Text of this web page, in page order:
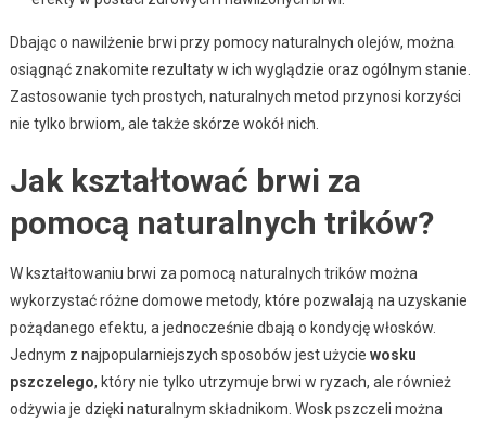
Dbając o nawilżenie brwi przy pomocy naturalnych olejów, można
osiągnąć znakomite rezultaty w ich wyglądzie oraz ogólnym stanie.
Zastosowanie tych prostych, naturalnych metod przynosi korzyści
nie tylko brwiom, ale także skórze wokół nich.
Jak kształtować brwi za
pomocą naturalnych trików?
W kształtowaniu brwi za pomocą naturalnych trików można
wykorzystać różne domowe metody, które pozwalają na uzyskanie
pożądanego efektu, a jednocześnie dbają o kondycję włosków.
Jednym z najpopularniejszych sposobów jest użycie wosku
pszczelego, który nie tylko utrzymuje brwi w ryzach, ale również
odżywia je dzięki naturalnym składnikom. Wosk pszczeli można